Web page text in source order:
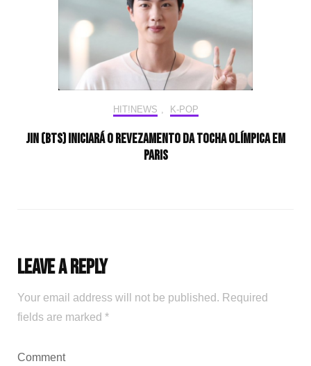
HIT!NEWS K-POP
Jin (BTS) iniciará o revezamento da tocha olímpica em
Paris
Leave a Reply
Your email address will not be published. Required
fields are marked *
Comment